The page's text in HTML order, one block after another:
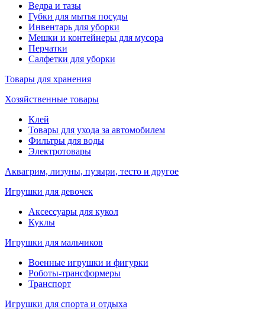
Ведра и тазы
Губки для мытья посуды
Инвентарь для уборки
Мешки и контейнеры для мусора
Перчатки
Салфетки для уборки
Товары для хранения
Хозяйственные товары
Клей
Товары для ухода за автомобилем
Фильтры для воды
Электротовары
Аквагрим, лизуны, пузыри, тесто и другое
Игрушки для девочек
Аксессуары для кукол
Куклы
Игрушки для мальчиков
Военные игрушки и фигурки
Роботы-трансформеры
Транспорт
Игрушки для спорта и отдыха